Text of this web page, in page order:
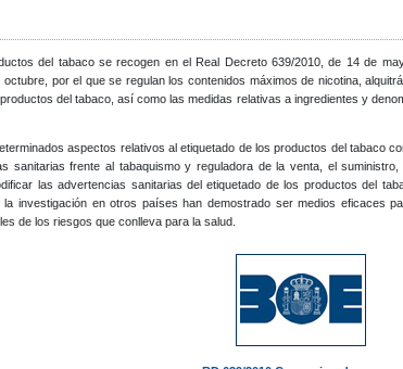
del tabaco se recogen en el Real Decreto 639/2010, de 14 de
por el que se regulan los contenidos máximos de nicotina,
del tabaco, así como las medidas relativas a ingredientes y
aspectos relativos al etiquetado de los productos del tabaco
sanitarias frente al tabaquismo y reguladora de la venta, el
las advertencias sanitarias del etiquetado de los productos del
investigación en otros países han demostrado ser medios eficaces
de los riesgos que conlleva para la salud.